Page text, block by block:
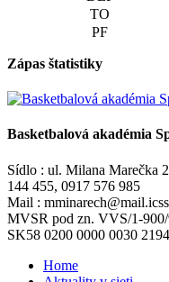
Zápas štatistiky
Basketbalová akadémia
Sídlo : ul. Milana Marečka
144 455, 0917 576 985
Mail :
MVSR pod zn. VVS/1-
SK58 0200 0000 0030
Home